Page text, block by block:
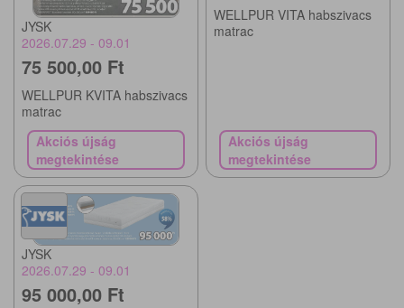
JYSK
2026.07.29 - 09.01
75 500,00 Ft
WELLPUR KVITA habszivacs
matrac
Akciós újság
megtekintése
WELLPUR VITA habszivacs
matrac
Akciós újság
megtekintése
JYSK
2026.07.29 - 09.01
95 000,00 Ft